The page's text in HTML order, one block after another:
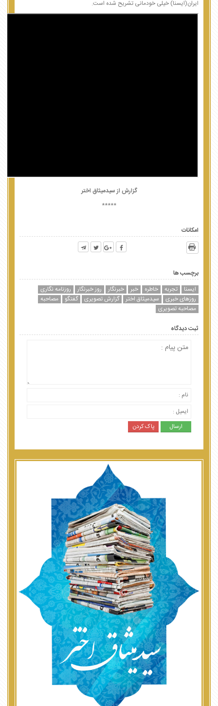
ایران(ایسنا) خیلی خودمانی تشریح شده است.
گزارش از سیدمیثاق اختر
*****
امکانات
برچسب ها
ایسنا
تجربه خاطره خبر خبرنگار روز خبرنگار
روزنامه نگاری
روزهای خبری
سیدمیثاق اختر گزارش تصویری گفتگو
مصاحبه
مصاحبه تصویری
ثبت دیدگاه